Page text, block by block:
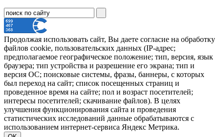
Продолжая использовать сайт, Вы даете согласие на обработку
файлов cookie, пользовательских данных (IP-адрес;
предполагаемое географическое положение; тип, версия, язык
браузера; тип устройства и разрешение его экрана; тип и
версия ОС; поисковые системы, фразы, баннеры, с которых
был переход на сайт; список посещенных страниц и
проведенное время на сайте; пол и возраст посетителей;
интересы посетителей; скачивание файлов). В целях
улучшения функционирования сайта и проведения
статистических исследований данные обрабатываются с
использованием интернет-сервиса Яндекс Метрика.